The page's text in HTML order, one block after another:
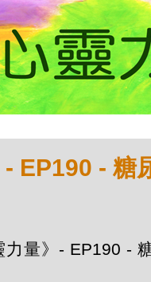
- EP190 - 糖
量》- EP190 -